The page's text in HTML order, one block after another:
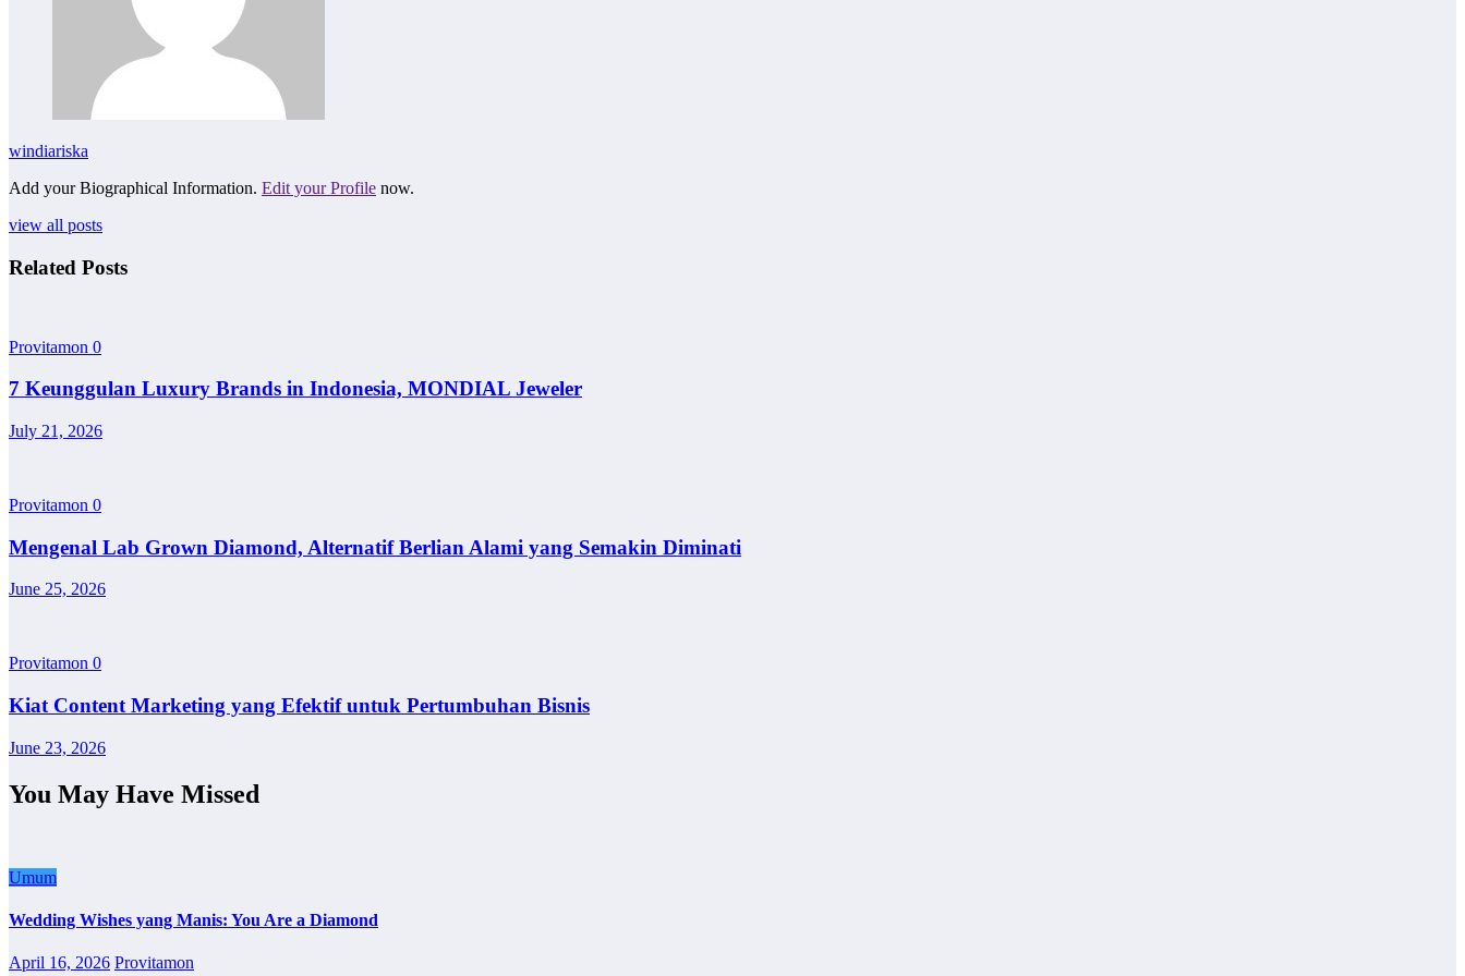
windiariska
Add your Biographical Information. Edit your Profile now.
view all posts
Related Posts
Provitamon 0
7 Keunggulan Luxury Brands in Indonesia, MONDIAL Jeweler
July 21, 2026
Provitamon 0
Mengenal Lab Grown Diamond, Alternatif Berlian Alami yang Semakin Diminati
June 25, 2026
Provitamon 0
Kiat Content Marketing yang Efektif untuk Pertumbuhan Bisnis
June 23, 2026
You May Have Missed
Umum
Wedding Wishes yang Manis: You Are a Diamond
April 16, 2026 Provitamon